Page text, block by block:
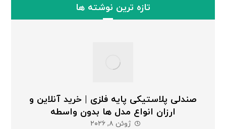
تازه ترین نوشته ها
صندلی پلاستیکی پایه فلزی | خرید آنلاین و
ارزان انواع مدل ها بدون واسطه
ژوئن ۸, ۲۰۲۶